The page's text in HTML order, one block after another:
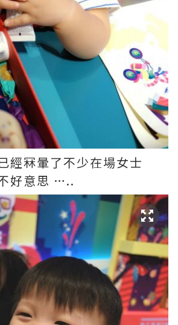
經冧暈了不少在場女士
好意思 …..